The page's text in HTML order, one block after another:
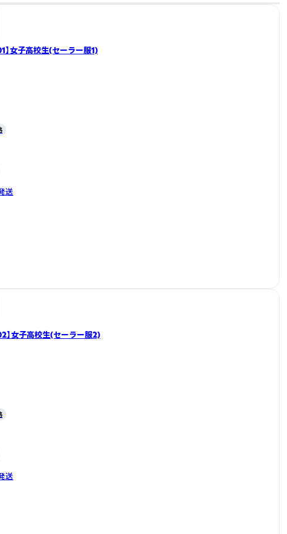
】女子高校生(セーラー服1)
送
】女子高校生(セーラー服2)
送